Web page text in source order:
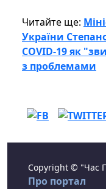
Читайте ще:
України
COVID-19 як
з проблемами
Copyright © "Час
Про портал